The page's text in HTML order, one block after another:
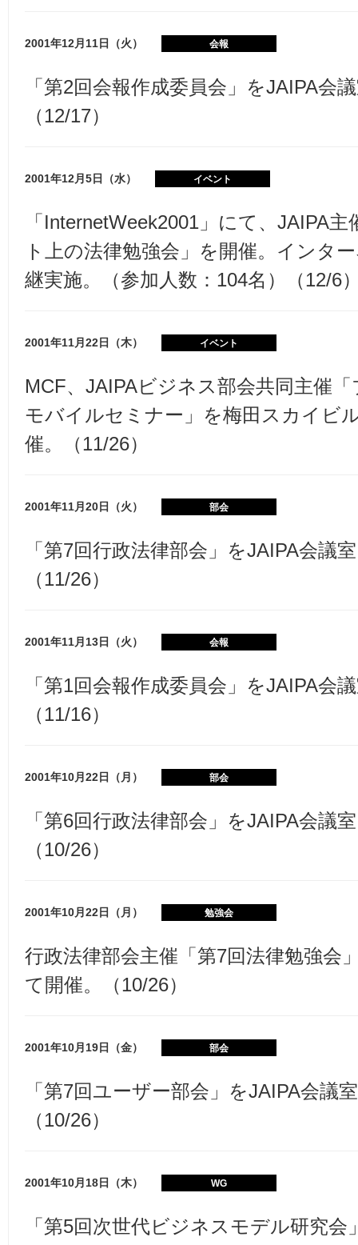
2001年12月11日（火） 会報
「第2回会報作成委員会」をJAIPA会
（12/17）
2001年12月5日（水） イベント
「InternetWeek2001」にて、JAIPA
ト上の法律勉強会」を開催。インタ
継実施。（参加人数：104名）（12/6
2001年11月22日（木） イベント
MCF、JAIPAビジネス部会共同主催
モバイルセミナー」を梅田スカイビ
催。（11/26）
2001年11月20日（火） 部会
「第7回行政法律部会」をJAIPA会議
（11/26）
2001年11月13日（火） 会報
「第1回会報作成委員会」をJAIPA会
（11/16）
2001年10月22日（月） 部会
「第6回行政法律部会」をJAIPA会議
（10/26）
2001年10月22日（月） 勉強会
行政法律部会主催「第7回法律勉強会
て開催。（10/26）
2001年10月19日（金） 部会
「第7回ユーザー部会」をJAIPA会議
（10/26）
2001年10月18日（木） WG
「第5回次世代ビジネスモデル研究会